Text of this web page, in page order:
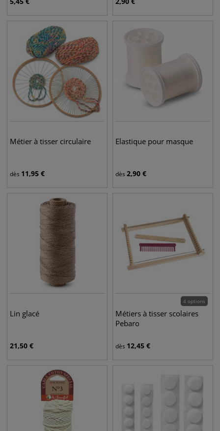
Métier à tisser circulaire
dès 11,95 €
Elastique pour masque
dès 2,90 €
Lin glacé
21,50 €
4 options
Métiers à tisser scolaires
Pebaro
dès 12,45 €